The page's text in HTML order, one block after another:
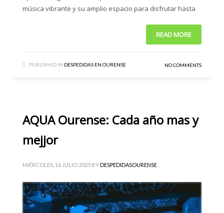
música vibrante y su amplio espacio para disfrutar hasta
READ MORE
PUBLISHED IN DESPEDIDAS EN OURENSE NO COMMENTS
AQUA Ourense: Cada año mas y
mejjor
MIÉRCOLES, 16 JULIO 2025 BYDESPEDIDASOURENSE